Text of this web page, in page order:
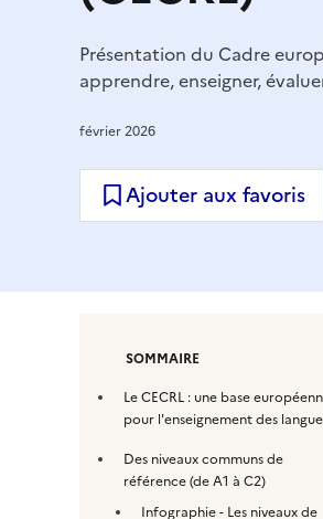
Présentation du Cadre
apprendre, enseigner,
février 2026
Ajouter aux favoris
SOMMAIRE
Le CECRL : une base
pour l'enseignement des
Des niveaux communs de
référence (de A1 à C2)
Infographie - Les niveaux de